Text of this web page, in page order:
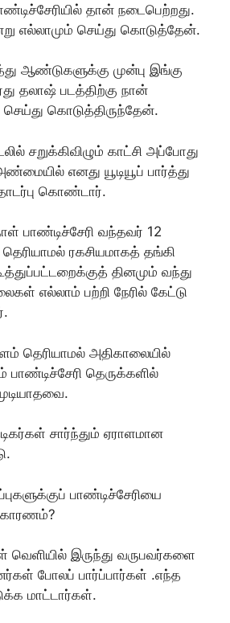
தான் நடைபெற்றது.
எல்லாமும் செய்து கொடுத்தேன்.
ஆண்டுகளுக்கு முன்பு இங்கு
தலாஷ் படத்திற்கு நான்
கொடுத்திருந்தேன்.
சறுக்கிவிழும் காட்சி அப்போது
எனது யூடியூப் பார்த்து
கொண்டார்.
பாண்டிச்சேரி வந்தவர் 12
ரகசியமாகத் தங்கி
தினமும் வந்து
எல்லாம் பற்றி நேரில் கேட்டு
தெரியாமல் அதிகாலையில்
பாண்டிச்சேரி தெருக்களில்
சார்ந்தும் ஏராளமான
பாண்டிச்சேரியை
காரணம்?
வெளியில் இருந்து வருபவர்களை
போலப் பார்ப்பார்கள் .எந்த
மாட்டார்கள்.